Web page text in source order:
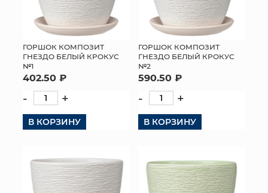
ГОРШОК КОМПОЗИТ
ГНЕЗДО БЕЛЫЙ КРОКУС
№1
402.50 ₽
- +
В КОРЗИНУ
ГОРШОК КОМПОЗИТ
ГНЕЗДО БЕЛЫЙ КРОКУС
№2
590.50 ₽
- +
В КОРЗИНУ